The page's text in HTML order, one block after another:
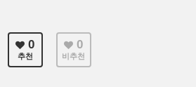
0
추천
0
비추천